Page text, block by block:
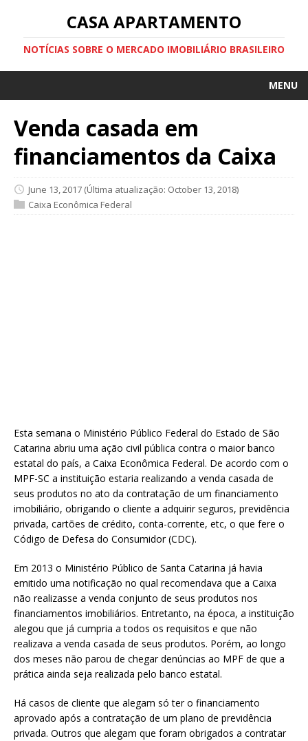
CASA APARTAMENTO
NOTÍCIAS SOBRE O MERCADO IMOBILIÁRIO BRASILEIRO
MENU
Venda casada em
financiamentos da Caixa
June 13, 2017 (Última atualização: October 13, 2018)
Caixa Econômica Federal
Esta semana o Ministério Público Federal do Estado de São
Catarina abriu uma ação civil pública contra o maior banco
estatal do país, a Caixa Econômica Federal. De acordo com o
MPF-SC a instituição estaria realizando a venda casada de
seus produtos no ato da contratação de um financiamento
imobiliário, obrigando o cliente a adquirir seguros, previdência
privada, cartões de crédito, conta-corrente, etc, o que fere o
Código de Defesa do Consumidor (CDC).
Em 2013 o Ministério Público de Santa Catarina já havia
emitido uma notificação no qual recomendava que a Caixa
não realizasse a venda conjunto de seus produtos nos
financiamentos imobiliários. Entretanto, na época, a instituição
alegou que já cumpria a todos os requisitos e que não
realizava a venda casada de seus produtos. Porém, ao longo
dos meses não parou de chegar denúncias ao MPF de que a
prática ainda seja realizada pelo banco estatal.
Há casos de cliente que alegam só ter o financiamento
aprovado após a contratação de um plano de previdência
privada. Outros que alegam que foram obrigados a contratar